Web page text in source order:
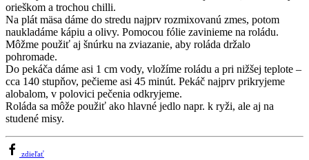
orieškom a trochou chilli.
Na plát mäsa dáme do stredu najprv rozmixovanú zmes, potom
naukladáme kápiu a olivy. Pomocou fólie zavinieme na roládu.
Môžme použiť aj šnúrku na zviazanie, aby roláda držalo
pohromade.
Do pekáča dáme asi 1 cm vody, vložíme roládu a pri nižšej teplote –
cca 140 stupňov, pečieme asi 45 minút. Pekáč najprv prikryjeme
alobalom, v polovici pečenia odkryjeme.
Roláda sa môže použiť ako hlavné jedlo napr. k ryži, ale aj na
studené misy.
zdieľať